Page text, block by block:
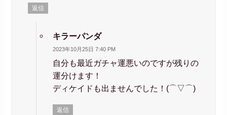
返信
キラーパンダ
2023年10月25日 7:40 PM
自分も最近ガチャ運悪いのですが残りの
運分けます！
ディケイドも出ませんでした！(⌒▽⌒)
返信